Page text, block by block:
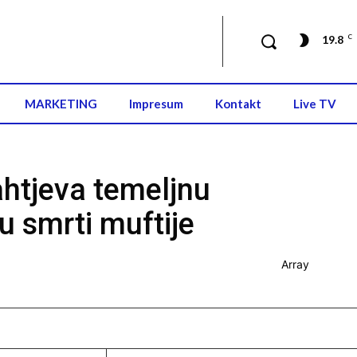
19.8 C
MARKETING Impresum Kontakt Live TV
temeljnu
smrti muftije
Array